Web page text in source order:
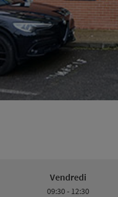
Vendredi
09:30 - 12:30